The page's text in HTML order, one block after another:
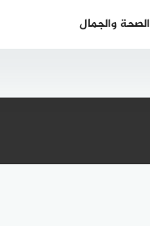
الصحة والجمال